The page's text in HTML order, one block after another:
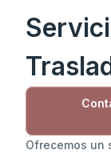
Ofrecemos un